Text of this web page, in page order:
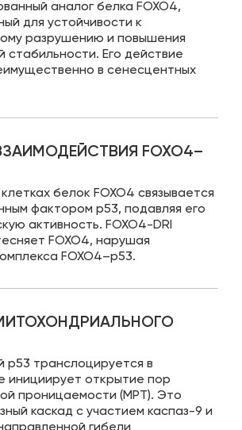
аналог белка FOXO4,
для устойчивости к
разрушению и повышения
стабильности. Его действие
в сенесцентных
FOXO4–
белок FOXO4 связывается
фактором p53, подавляя его
активность. FOXO4-DRI
FOXO4, нарушая
FOXO4–p53.
p53 транслоцируется в
инициирует открытие пор
проницаемости (MPT). Это
каскад с участием каспаз-9 и
гибели